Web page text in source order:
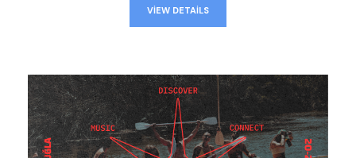
VIEW DETAILS